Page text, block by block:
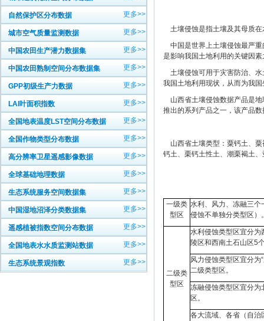
自然保护区分布数据 更多>>
城市空气质量监测数据 更多>>
中国农田生产潜力数据集 更多>>
中国农田熟制空间分布数据集 更多>>
GPP初级生产力数据 更多>>
LAI叶面积指数 更多>>
全国地表温度LST空间分布数据 更多>>
全国作物类型分布数据 更多>>
高分辨率卫星遥感影像数据 更多>>
全球基础地理数据 更多>>
生态系统服务空间数据集 更多>>
中国湿地沼泽分类数据集 更多>>
遥感植被指数空间分布数据 更多>>
全国地表水水质监测站数据 更多>>
生态系统景观指数 更多>>
土壤侵蚀是指土壤及其母质在
中国是世界上土壤侵蚀最严重
是影响我国土地利用的关键因素
土壤侵蚀可用于灾害防治、水
我国土地利用现状，从而为我
山西省土壤侵蚀数据产品是地
推出的系列产品之一，该产品
山西省土壤类型：粟钙土、粟
钙土、栗钙土性土、潮栗褐土
一级类
型区
水利、风力、冻融三个
侵蚀不单独分类型区）
二级类
型区
水利侵蚀类型区宜分为
陵区和西南土石山区5
风力侵蚀类型区宜分为
二级类型区。
冻融侵蚀类型区宜分为
区。
各大流域、各省（自治